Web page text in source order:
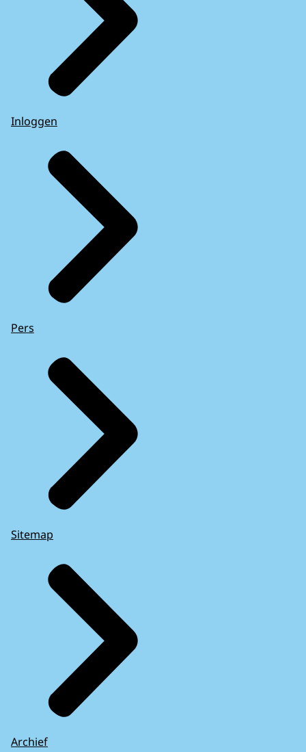
Inloggen
Pers
Sitemap
Archief